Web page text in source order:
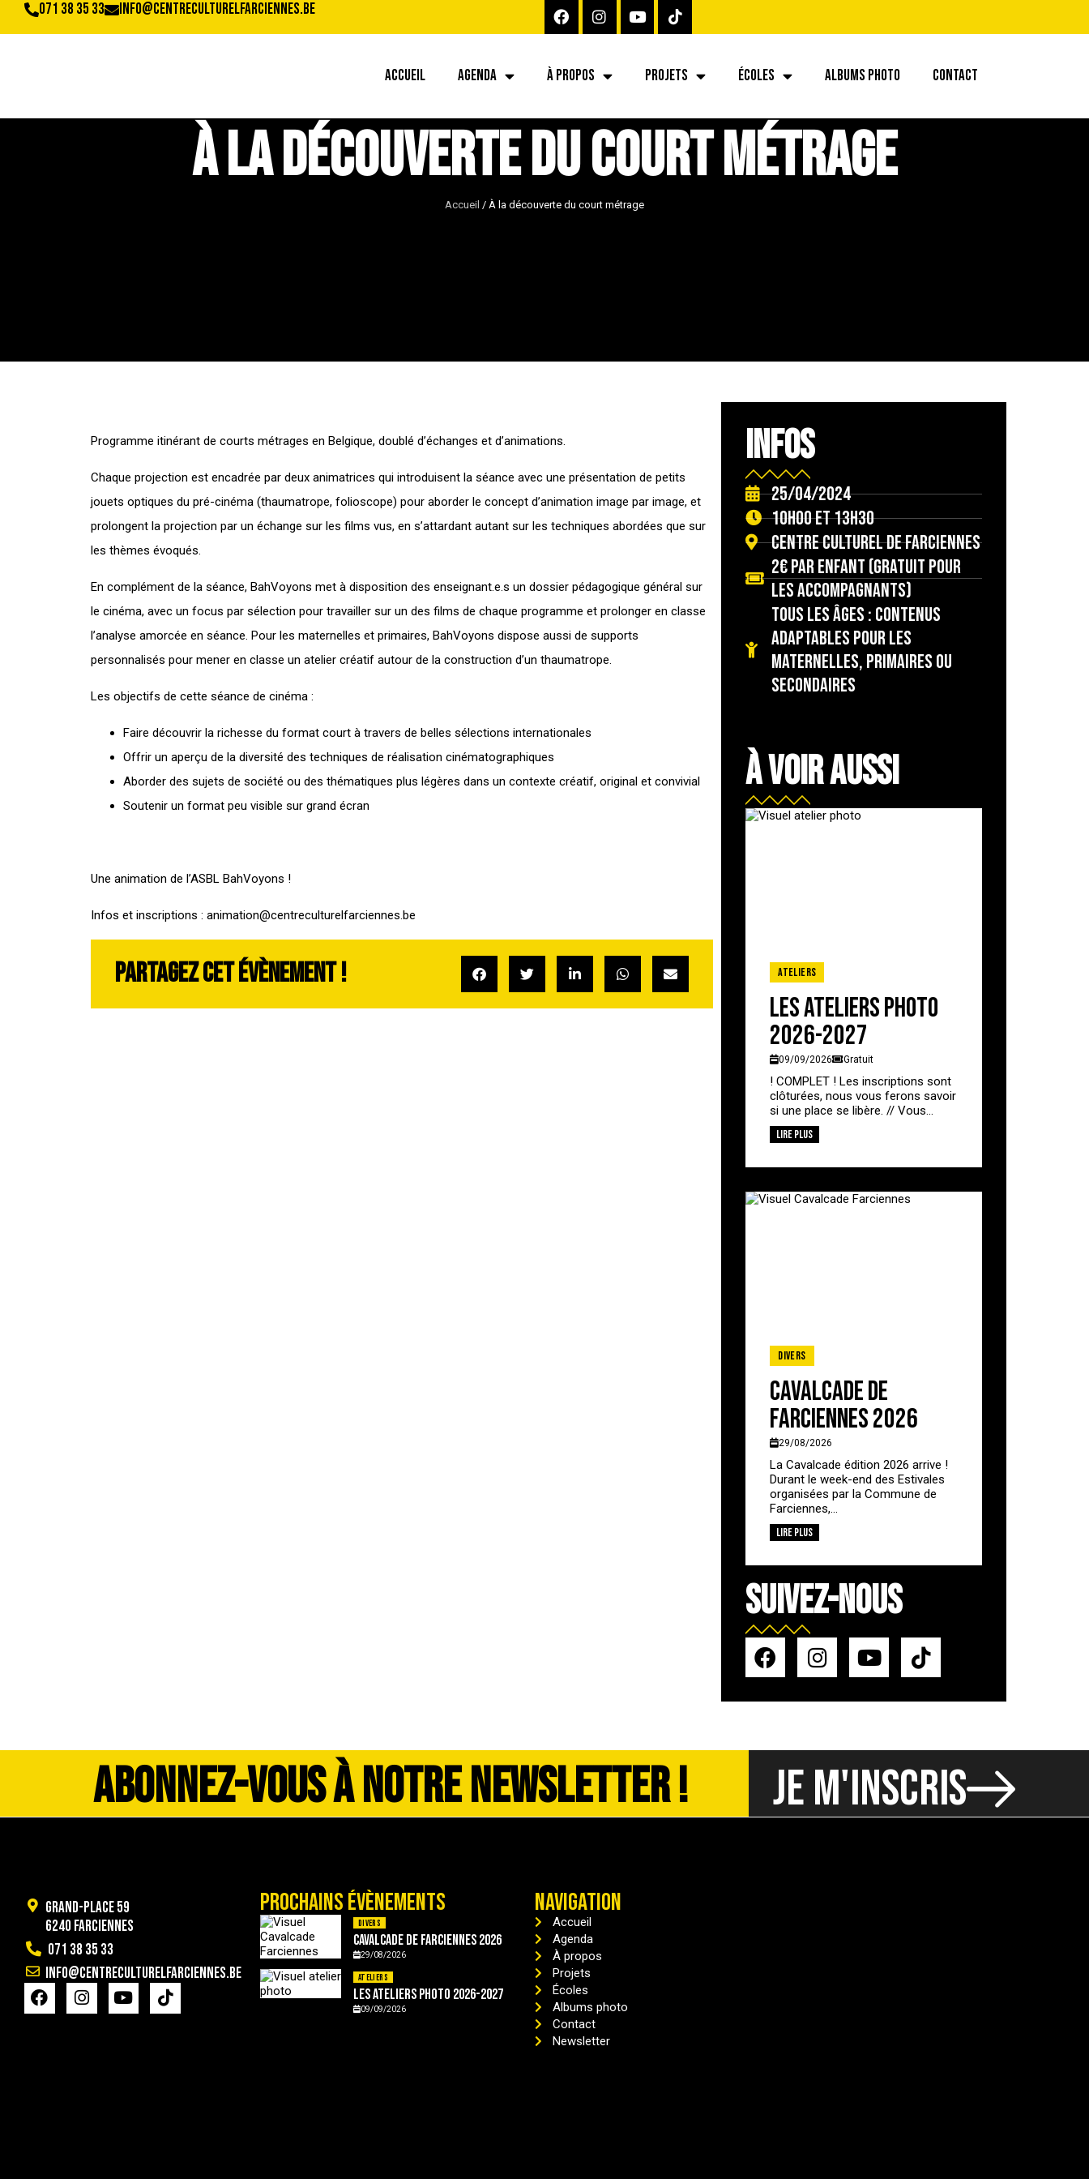
071 38 35 33 info@centreculturelfarciennes.be
ACCUEIL AGENDA À PROPOS PROJETS ÉCOLES ALBUMS PHOTO CONTACT
À la découverte du court métrage
Accueil / À la découverte du court métrage
Programme itinérant de courts métrages en Belgique, doublé d’échanges et d’animations.
Chaque projection est encadrée par deux animatrices qui introduisent la séance avec une présentation de petits
jouets optiques du pré-cinéma (thaumatrope, folioscope) pour aborder le concept d’animation image par image, et
prolongent la projection par un échange sur les films vus, en s’attardant autant sur les techniques abordées que sur
les thèmes évoqués.
En complément de la séance, BahVoyons met à disposition des enseignant.e.s un dossier pédagogique général sur
le cinéma, avec un focus par sélection pour travailler sur un des films de chaque programme et prolonger en classe
l’analyse amorcée en séance. Pour les maternelles et primaires, BahVoyons dispose aussi de supports
personnalisés pour mener en classe un atelier créatif autour de la construction d’un thaumatrope.
Les objectifs de cette séance de cinéma :
Faire découvrir la richesse du format court à travers de belles sélections internationales
Offrir un aperçu de la diversité des techniques de réalisation cinématographiques
Aborder des sujets de société ou des thématiques plus légères dans un contexte créatif, original et convivial
Soutenir un format peu visible sur grand écran
Une animation de l’ASBL BahVoyons !
Infos et inscriptions : animation@centreculturelfarciennes.be
Partagez cet évènement !
INFOS
25/04/2024
10h00 et 13h30
Centre culturel de Farciennes
2€ par enfant (gratuit pour
les accompagnants)
Tous les âges : contenus
adaptables pour les
maternelles, primaires ou
secondaires
À VOIR AUSSI
Ateliers
Les ateliers photo
2026-2027
09/09/2026 Gratuit
! COMPLET ! Les inscriptions sont
clôturées, nous vous ferons savoir
si une place se libère. // Vous...
Lire plus
Divers
Cavalcade de
Farciennes 2026
29/08/2026
La Cavalcade édition 2026 arrive !
Durant le week-end des Estivales
organisées par la Commune de
Farciennes,...
Lire plus
SUIVEZ-NOUS
ABONNEZ-VOUS À NOTRE NEWSLETTER ! JE M'INSCRIS
Grand-Place 59
6240 Farciennes
071 38 35 33
info@centreculturelfarciennes.be
PROCHAINS ÉVÈNEMENTS
Divers
Cavalcade de Farciennes 2026
29/08/2026
Ateliers
Les ateliers photo 2026-2027
09/09/2026
NAVIGATION
Accueil
Agenda
À propos
Projets
Écoles
Albums photo
Contact
Newsletter